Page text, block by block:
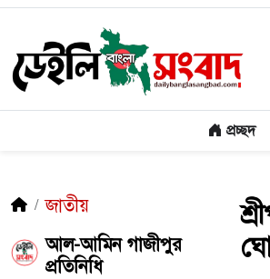
প্রচ্ছদ
জাতীয়
আল-আমিন গাজীপুর
প্রতিনিধি